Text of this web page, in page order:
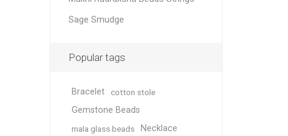
Sage Smudge
Popular tags
Bracelet cotton stole
Gemstone Beads
mala glass beads Necklace